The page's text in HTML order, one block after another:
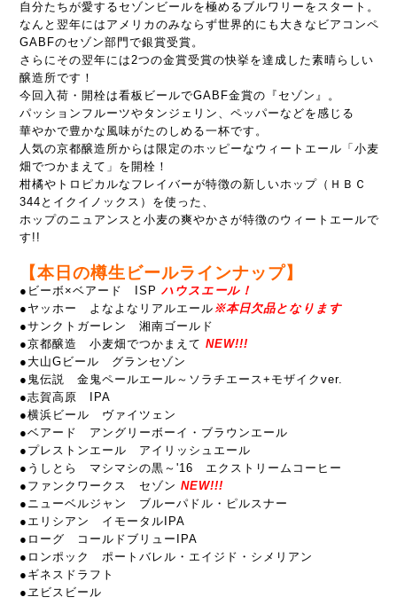
自分たちが愛するセゾンビールを極めるブルワリーをスタート。
なんと翌年にはアメリカのみならず世界的にも大きなビアコンペ
GABFのセゾン部門で銀賞受賞。
さらにその翌年には2つの金賞受賞の快挙を達成した素晴らしい
醸造所です！
今回入荷・開栓は看板ビールでGABF金賞の『セゾン』。
パッションフルーツやタンジェリン、ペッパーなどを感じる
華やかで豊かな風味がたのしめる一杯です。
人気の京都醸造所からは限定のホッピーなウィートエール「小麦
畑でつかまえて」を開栓！
柑橘やトロピカルなフレイバーが特徴の新しいホップ（ＨＢＣ
344とイクイノックス）を使った、
ホップのニュアンスと小麦の爽やかさが特徴のウィートエールで
す!!
【本日の樽生ビールラインナップ】
●ビーボ×ベアード ISP ハウスエール！
●ヤッホー よなよなリアルエール ※本日欠品となります
●サンクトガーレン 湘南ゴールド
●京都醸造 小麦畑でつかまえて NEW!!!
●大山Gビール グランセゾン
●鬼伝説 金鬼ペールエール～ソラチエース+モザイクver.
●志賀高原 IPA
●横浜ビール ヴァイツェン
●ベアード アングリーボーイ・ブラウンエール
●プレストンエール アイリッシュエール
●うしとら マシマシの黒～'16 エクストリームコーヒー
●ファンクワークス セゾン NEW!!!
●ニューベルジャン ブルーパドル・ピルスナー
●エリシアン イモータルIPA
●ローグ コールドブリューIPA
●ロンポック ポートバレル・エイジド・シメリアン
●ギネスドラフト
●ヱビスビール